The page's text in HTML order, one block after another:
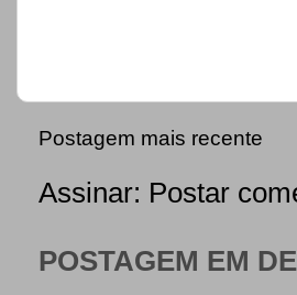
Postagem mais recente
Assinar: Postar
POSTAGEM EM